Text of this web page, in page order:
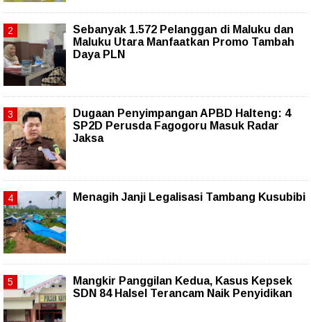
Sebanyak 1.572 Pelanggan di Maluku dan
Maluku Utara Manfaatkan Promo Tambah
Daya PLN
Dugaan Penyimpangan APBD Halteng: 4
SP2D Perusda Fagogoru Masuk Radar
Jaksa
Menagih Janji Legalisasi Tambang Kusubibi
Mangkir Panggilan Kedua, Kasus Kepsek
SDN 84 Halsel Terancam Naik Penyidikan